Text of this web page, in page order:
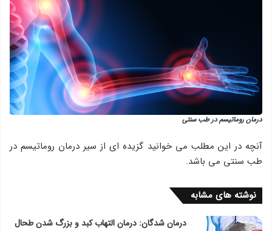
درمان روماتیسم در طب سنتی
آنچه در این مطلب می خوانید گزیده ای از سیر درمان روماتیسم در
طب سنتی می باشد.
نوشته های مشابه
درمان شدگان: درمان التهاب کبد و بزرگ شدن طحال